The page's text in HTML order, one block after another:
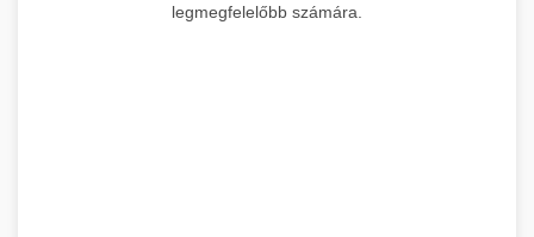
legmegfelelőbb számára.